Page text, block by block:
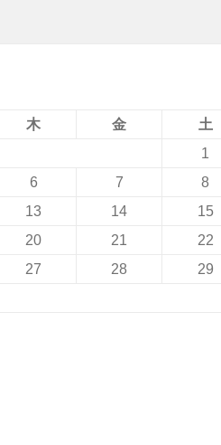
木 金 土
1
6 7 8
13 14 15
20 21 22
27 28 29